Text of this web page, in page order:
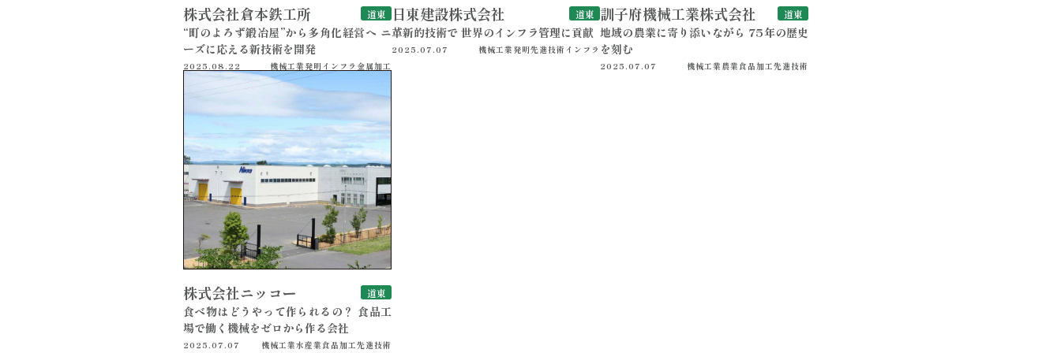
株式会社倉本鉄工所 道東
“町のよろず鍛冶屋”から多角化経営へ ニ
ーズに応える新技術を開発
2025.08.22 機械工業 発明インフラ 金属加工
日東建設株式会社 道東
革新的技術で 世界のインフラ管理に貢献
2025.07.07 機械工業 発明先進技術 インフラ
訓子府機械工業株式会社 道東
地域の農業に寄り添いながら 75年の歴史
を刻む
2025.07.07 機械工業 農業食品加工先進技術
株式会社ニッコー 道東
食べ物はどうやって作られるの？ 食品工
場で働く機械をゼロから作る会社
2025.07.07 機械工業水産業食品加工先進技術